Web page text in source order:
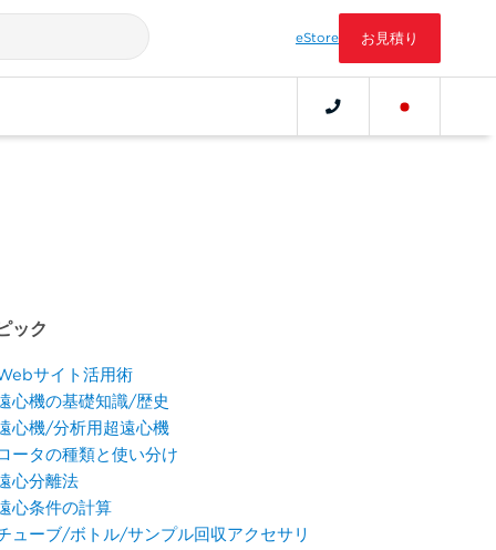
eStore お見積り
ック
サイト活用術
心機の基礎知識/歴史
心機/分析用超遠心機
ータの種類と使い分け
心分離法
心条件の計算
ューブ/ボトル/サンプル回収アクセサリ